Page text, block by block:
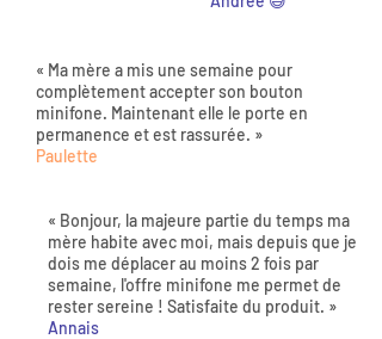
« Ma mère a mis une semaine pour
complètement accepter son bouton
minifone. Maintenant elle le porte en
permanence et est rassurée. »
Paulette
« Bonjour, la majeure partie du temps ma
mère habite avec moi, mais depuis que je
dois me déplacer au moins 2 fois par
semaine, l'offre minifone me permet de
rester sereine ! Satisfaite du produit. »
Annais